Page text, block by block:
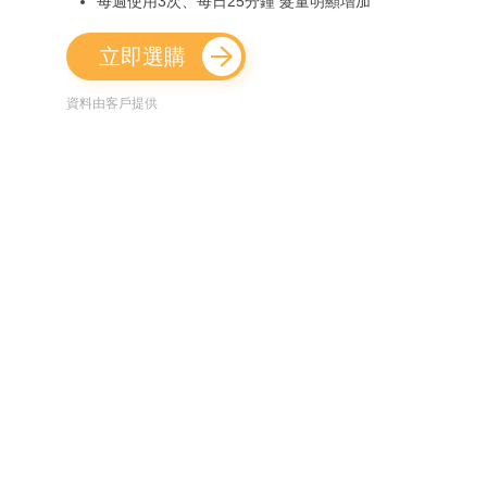
立即選購
資料由客戶提供